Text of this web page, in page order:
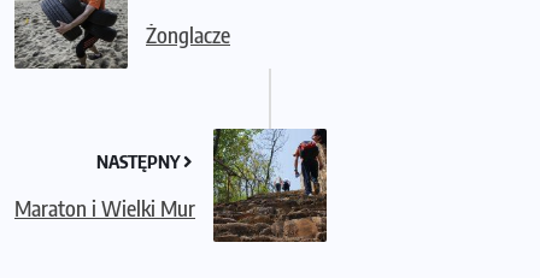
Żonglacze
NASTĘPNY
Maraton i Wielki Mur